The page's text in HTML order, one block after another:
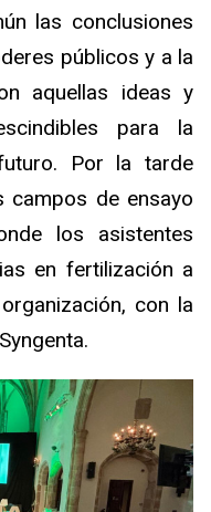
las conclusiones
públicos y a la
aquellas ideas y
para la
Por la tarde
campos de ensayo
los asistentes
en fertilización a
con la